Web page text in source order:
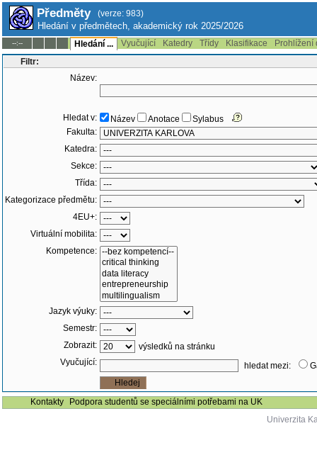
Předměty (verze: 983)
Hledání v předmětech, akademický rok 2025/2026
--:-- Hledání ... Vyučující Katedry Třídy Klasifikace
Prohlížení
Filtr:
Název:
Hledat v: Název Anotace
Sylabus
Fakulta:
Katedra:
Sekce:
Třída:
Kategorizace předmětu:
4EU+:
Virtuální mobilita:
Kompetence:
Jazyk výuky:
Semestr:
Zobrazit:
výsledků na stránku
Vyučující:
hledat mezi:
Kontakty
Podpora studentů se speciálními potřebami na UK
Univerzita